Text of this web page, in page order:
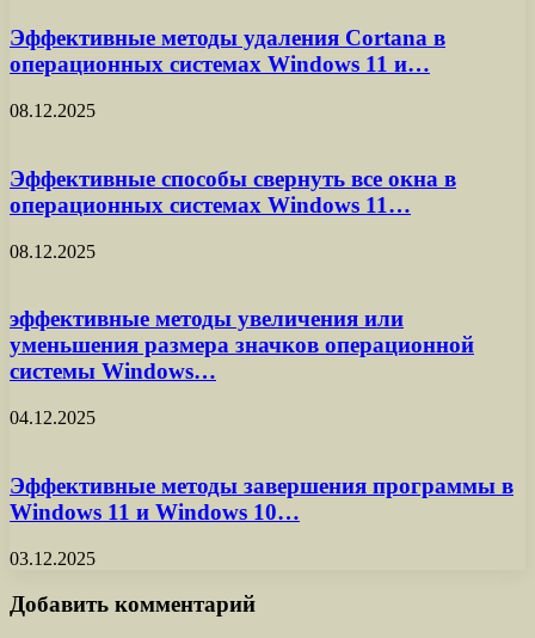
Эффективные методы удаления Cortana в
операционных системах Windows 11 и…
08.12.2025
Эффективные способы свернуть все окна в
операционных системах Windows 11…
08.12.2025
эффективные методы увеличения или
уменьшения размера значков операционной
системы Windows…
04.12.2025
Эффективные методы завершения программы в
Windows 11 и Windows 10…
03.12.2025
Добавить комментарий